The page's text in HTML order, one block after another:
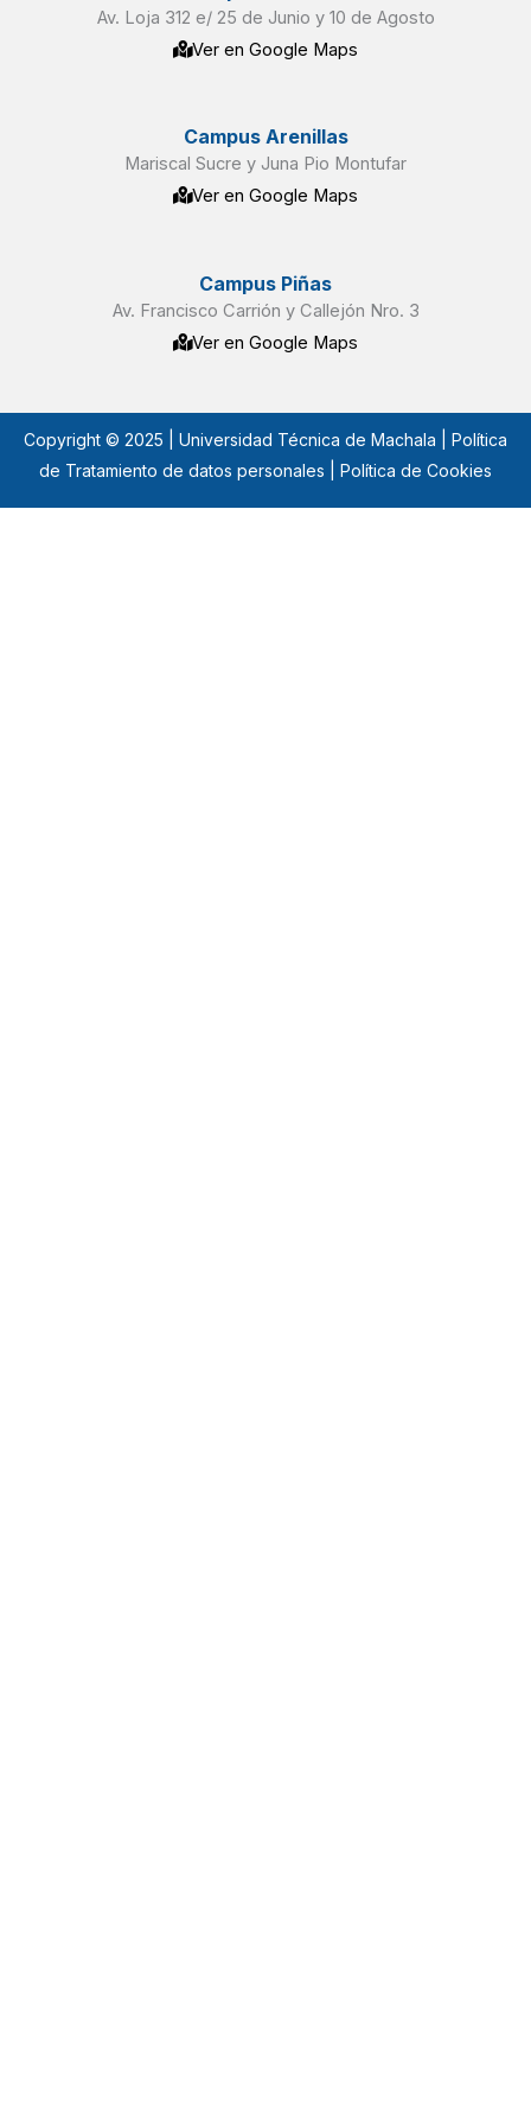
Av. Loja 312 e/ 25 de Junio y 10 de Agosto
Ver en Google Maps
Campus Arenillas
Mariscal Sucre y Juna Pio Montufar
Ver en Google Maps
Campus Piñas
Av. Francisco Carrión y Callejón Nro. 3
Ver en Google Maps
Copyright © 2025 | Universidad Técnica de Machala | Política
de Tratamiento de datos personales | Política de Cookies